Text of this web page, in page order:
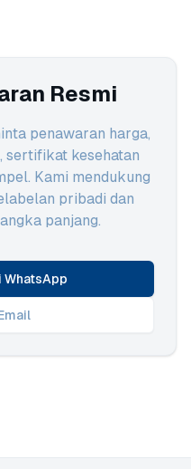
Resmi
penawaran harga,
sertifikat kesehatan
Kami mendukung
pribadi dan
panjang.
WhatsApp